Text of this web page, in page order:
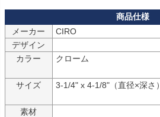
メーカー
CIRO
デザイン
カラー
クローム
サイズ 3-1/4" x 4-1/8"（直径×深さ）
素材